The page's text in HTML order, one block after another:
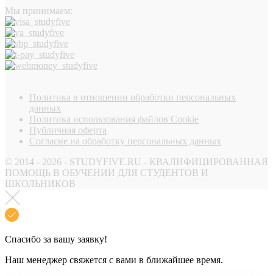
Мы принимаем:
Политика в отношении обработки персональных
данных
Политика использования файлов Cookie
Публичная оферта
Согласие на обработку персональных данных
© 2014 - 2026 - STUDYFIVE.RU - КВАЛИФИЦИРОВАННАЯ
ПОМОЩЬ В ОБУЧЕНИИ ДЛЯ СТУДЕНТОВ И
ШКОЛЬНИКОВ
Спасибо за вашу заявку!
Наш менеджер свяжется с вами в ближайшее время.